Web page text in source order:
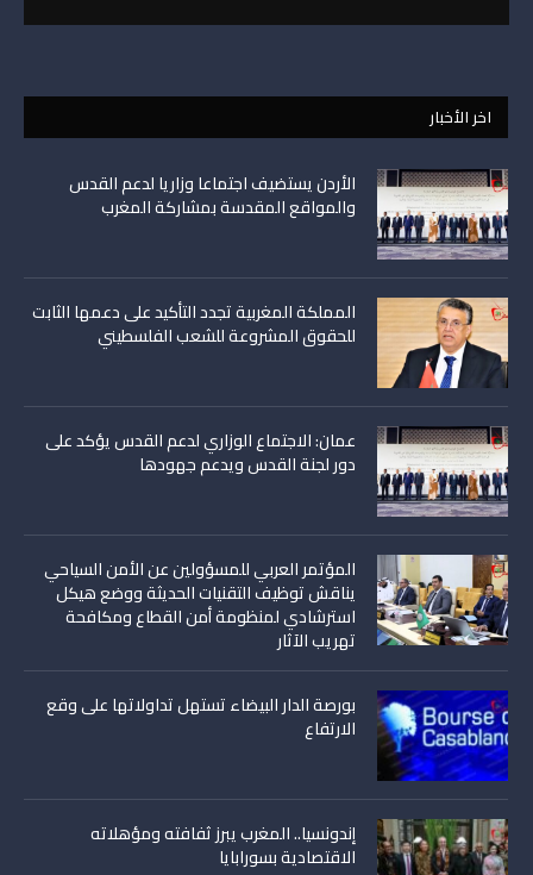
اخر الأخبار
الأردن يستضيف اجتماعا وزاريا لدعم القدس
والمواقع المقدسة بمشاركة المغرب
المملكة المغربية تجدد التأكيد على دعمها الثابت
للحقوق المشروعة للشعب الفلسطيني
عمان: الاجتماع الوزاري لدعم القدس يؤكد على
دور لجنة القدس ويدعم جهودها
المؤتمر العربي للمسؤولين عن الأمن السياحي
يناقش توظيف التقنيات الحديثة ووضع هيكل
استرشادي لمنظومة أمن القطاع ومكافحة
تهريب الآثار
بورصة الدار البيضاء تستهل تداولاتها على وقع
الارتفاع
إندونسيا.. المغرب يبرز ثفافته ومؤهلاته
الاقتصادية بسورابايا